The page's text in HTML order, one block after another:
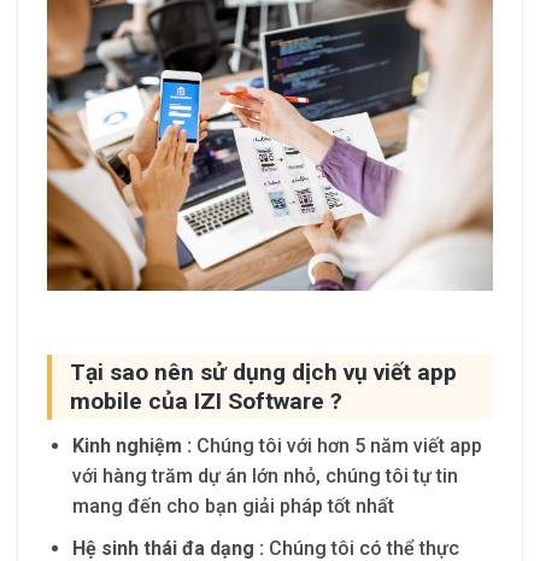
Tại sao nên sử dụng dịch vụ viết app
mobile của IZI Software ?
Kinh nghiệm : Chúng tôi với hơn 5 năm viết app
với hàng trăm dự án lớn nhỏ, chúng tôi tự tin
mang đến cho bạn giải pháp tốt nhất
Hệ sinh thái đa dạng : Chúng tôi có thể thực